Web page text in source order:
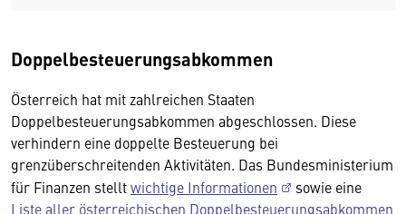
Doppelbesteuerungsabkommen
Österreich hat mit zahlreichen Staaten
Doppelbesteuerungsabkommen abgeschlossen. Diese
verhindern eine doppelte Besteuerung bei
grenzüberschreitenden Aktivitäten. Das Bundesministerium
für Finanzen stelltwichtige Informationen
sowie eine
Liste aller österreichischen Doppelbesteuerungsabkommen